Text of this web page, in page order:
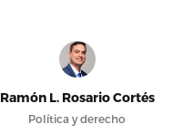
Ramón L. Rosario Cortés
Política y derecho